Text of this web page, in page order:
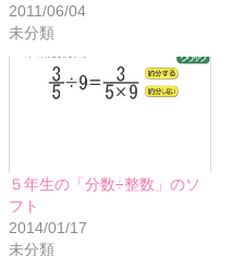
2011/06/04
未分類
５年生の「分数÷整数」のソ
フト
2014/01/17
未分類